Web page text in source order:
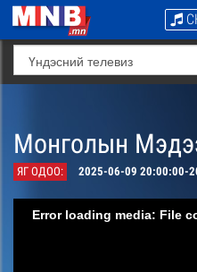
Монголын
ЯГ ОДОО: 2025-06-09 20:00:00-
Error loading media: File